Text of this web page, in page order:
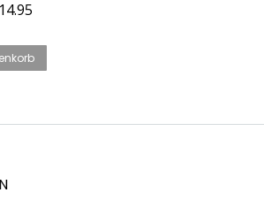
Aktueller
ist: